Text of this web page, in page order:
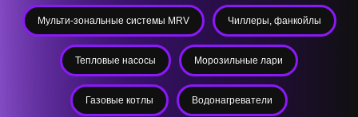
Мульти-зональные системы MRV Чиллеры, фанкойлы
Тепловые насосы Морозильные лари
Газовые котлы Водонагреватели